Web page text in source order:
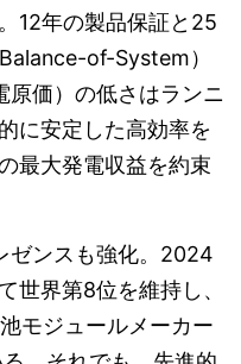
12年の製品保証と25
of-System）
原価）の低さはランニ
に安定した高効率を
最大発電収益を約束
ゼンスも強化。2024
世界第8位を維持し、
モジュールメーカー